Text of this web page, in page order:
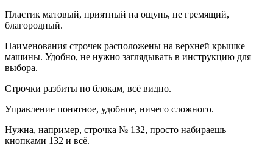
Пластик матовый, приятный на ощупь, не гремящий,
благородный.
Наименования строчек расположены на верхней крышке
машины. Удобно, не нужно заглядывать в инструкцию для
выбора.
Строчки разбиты по блокам, всё видно.
Управление понятное, удобное, ничего сложного.
Нужна, например, строчка № 132, просто набираешь
кнопками 132 и всё.